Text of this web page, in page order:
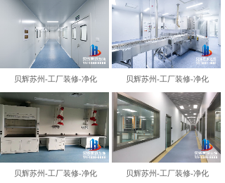
贝辉苏州-工厂装修-净化 贝辉苏州-工厂装修-净化
贝辉苏州-工厂装修-净化 贝辉苏州-工厂装修-净化